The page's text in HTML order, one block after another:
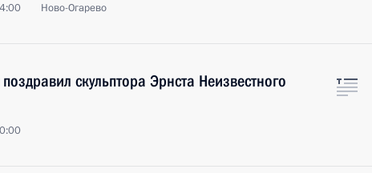
Ново-Огарево
скульптора Эрнста Неизвестного